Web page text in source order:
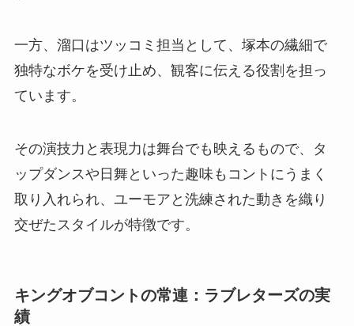
一方、溜口はツッコミ担当として、塚本の繊細で
独特なボケを受け止め、観客に伝える役割を担っ
ています。
その演技力と表現力は舞台でも映えるもので、タ
ップダンスや日舞といった趣味もコントにうまく
取り入れられ、ユーモアと洗練された動きを織り
交ぜたスタイルが特徴です。
キングオブコントの常連：ラブレターズの実
績